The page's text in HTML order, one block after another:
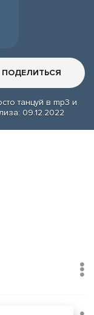
ПОДЕЛИТЬСЯ
танцуй в mp3 и
09.12.2022